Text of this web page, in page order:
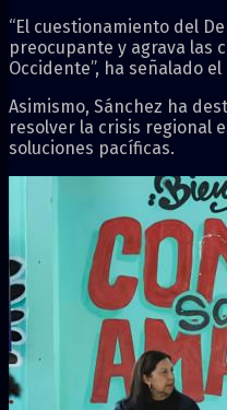
“El cuestionamiento del
preocupante y agrava las
Occidente”, ha señalado
Asimismo, Sánchez ha
resolver la crisis regional
soluciones pacíficas.